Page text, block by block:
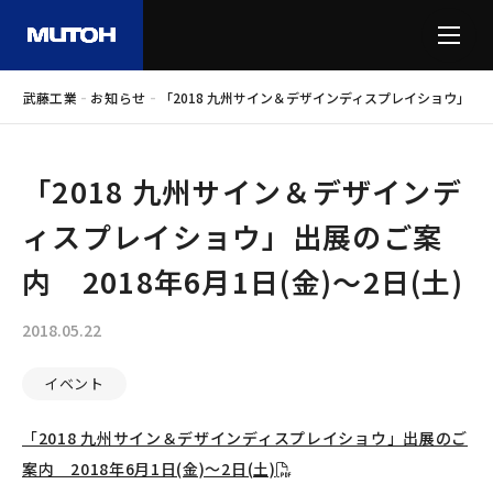
武藤工業 - お知らせ - 「2018 九州サイン＆デザインディスプレイショウ」
「2018 九州サイン＆デザインデ
ィスプレイショウ」出展のご案
内 2018年6月1日(金)～2日(土)
2018.05.22
イベント
「2018 九州サイン＆デザインディスプレイショウ」出展のご
案内 2018年6月1日(金)～2日(土)